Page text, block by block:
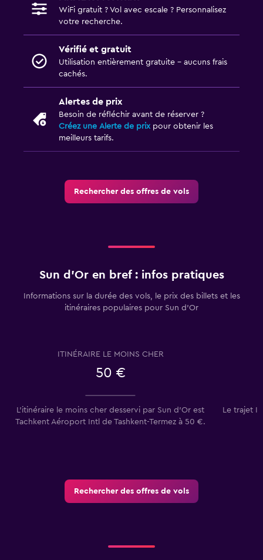
WiFi gratuit ? Vol avec escale ? Personnalisez
votre recherche.
Vérifié et gratuit
Utilisation entièrement gratuite - aucuns frais
cachés.
Alertes de prix
Besoin de réfléchir avant de réserver ?
Créez une Alerte de prix pour obtenir les
meilleurs tarifs.
Rechercher des offres de vols
Sun d'Or en bref : infos pratiques
Informations sur la durée des vols, le prix des billets et les
itinéraires populaires pour Sun d'Or
ITINÉRAIRE LE MOINS CHER
50 €
L’itinéraire le moins cher desservi par Sun d'Or est
Tachkent Aéroport Intl de Tashkent-Termez à 50 €.
Le trajet
Rechercher des offres de vols